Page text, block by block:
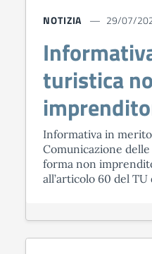
NOTIZIA 29/07/
turistica
Informativa in merito
Comunicazione
forma non
all’articolo 60 del